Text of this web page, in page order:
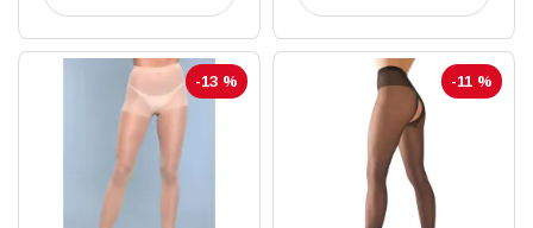
-13 % -11 %